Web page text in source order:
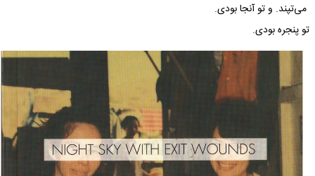
می‌تپند. و تو آنجا بودی.
تو پنجره بودی.